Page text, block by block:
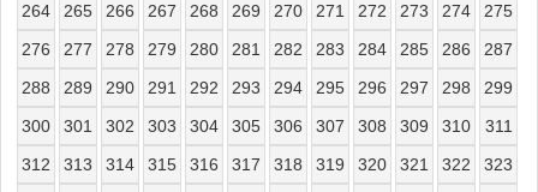
264
265 266 267 268 269 270 271 272 273 274
275
276
277 278 279 280 281 282 283 284 285 286
287
288
289 290 291 292 293 294 295 296 297 298
299
300
301 302 303 304 305 306 307 308 309 310
311
312
313 314 315 316 317 318 319 320 321 322
323